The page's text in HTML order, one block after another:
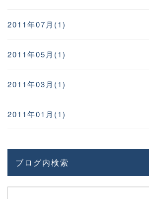
2011年07月(1)
2011年05月(1)
2011年03月(1)
2011年01月(1)
ブログ内検索